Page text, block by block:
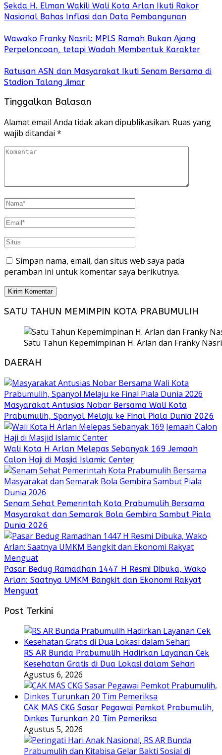
Sekda H. Elman Wakili Wali Kota Arlan Ikuti Rakor
Nasional Bahas Inflasi dan Data Pembangunan
Wawako Franky Nasril: MPLS Ramah Bukan Ajang
Perpeloncoan, tetapi Wadah Membentuk Karakter
Ratusan ASN dan Masyarakat Ikuti Senam Bersama di
Stadion Talang Jimar
Tinggalkan Balasan
Alamat email Anda tidak akan dipublikasikan. Ruas yang
wajib ditandai *
Simpan nama, email, dan situs web saya pada
peramban ini untuk komentar saya berikutnya.
SATU TAHUN MEMIMPIN KOTA PRABUMULIH
Satu Tahun Kepemimpinan H. Arlan dan Franky
DAERAH
Masyarakat Antusias Nobar Bersama Wali Kota
Prabumulih, Spanyol Melaju ke Final Piala Dunia 2026
Wali Kota H Arlan Melepas Sebanyak 169 Jemaah
Calon Haji di Masjid Islamic Center
Senam Sehat Pemerintah Kota Prabumulih Bersama
Masyarakat dan Semarak Bola Gembira Sambut Piala
Dunia 2026
Pasar Bedug Ramadhan 1447 H Resmi Dibuka, Wako
Arlan: Saatnya UMKM Bangkit dan Ekonomi Rakyat
Menguat
Post Terkini
RS AR Bunda Prabumulih Hadirkan Layanan Cek
Kesehatan Gratis di Dua Lokasi dalam Sehari
Agustus 6, 2026
CAK MAS CKG Sasar Pegawai Pemkot Prabumulih,
Dinkes Turunkan 20 Tim Pemeriksa
Agustus 5, 2026